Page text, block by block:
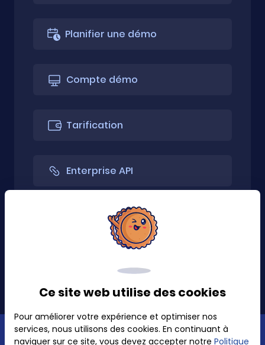
Planifier une démo
Compte démo
Tarification
Enterprise API
API uniquement
Politique de confidentialité
Ce site web utilise des cookies
Pour améliorer votre expérience et optimiser nos
services, nous utilisons des cookies. En continuant à
naviguer sur ce site, vous devez accepter notre Politique